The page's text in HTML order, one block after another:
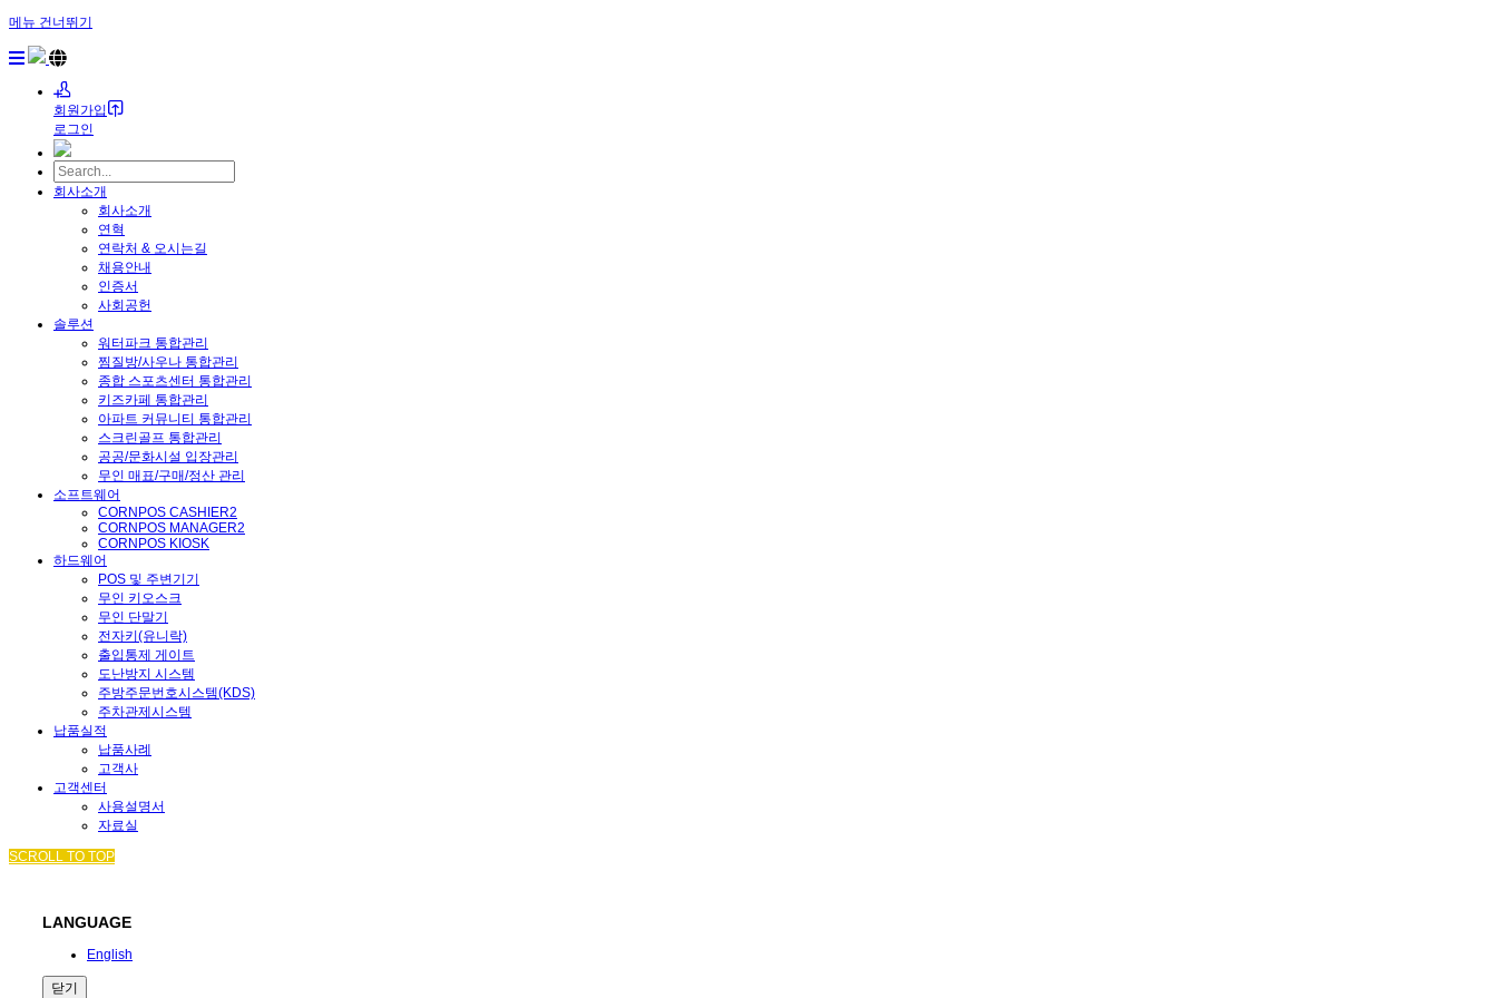
메뉴 건너뛰기
회원가입
로그인
회사소개
회사소개
연혁
연락처 & 오시는길
채용안내
인증서
사회공헌
솔루션
워터파크 통합관리
찜질방/사우나 통합관리
종합 스포츠센터 통합관리
키즈카페 통합관리
아파트 커뮤니티 통합관리
스크린골프 통합관리
공공/문화시설 입장관리
무인 매표/구매/정산 관리
소프트웨어
CORNPOS CASHIER2
CORNPOS MANAGER2
CORNPOS KIOSK
하드웨어
POS 및 주변기기
무인 키오스크
무인 단말기
전자키(유니락)
출입통제 게이트
도난방지 시스템
주방주문번호시스템(KDS)
주차관제시스템
납품실적
납품사례
고객사
고객센터
사용설명서
자료실
SCROLL TO TOP
LANGUAGE
English
닫기